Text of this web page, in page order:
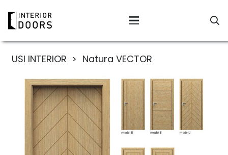
USI INTERIOR > Natura VECTOR